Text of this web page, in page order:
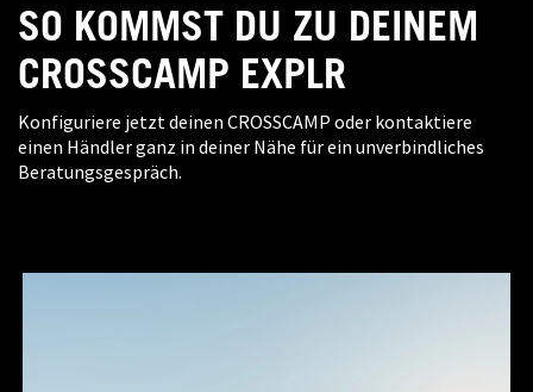
SO KOMMST DU ZU DEINEM
CROSSCAMP EXPLR
Konfiguriere jetzt deinen CROSSCAMP oder kontaktiere
einen Händler ganz in deiner Nähe für ein unverbindliches
Beratungsgespräch.